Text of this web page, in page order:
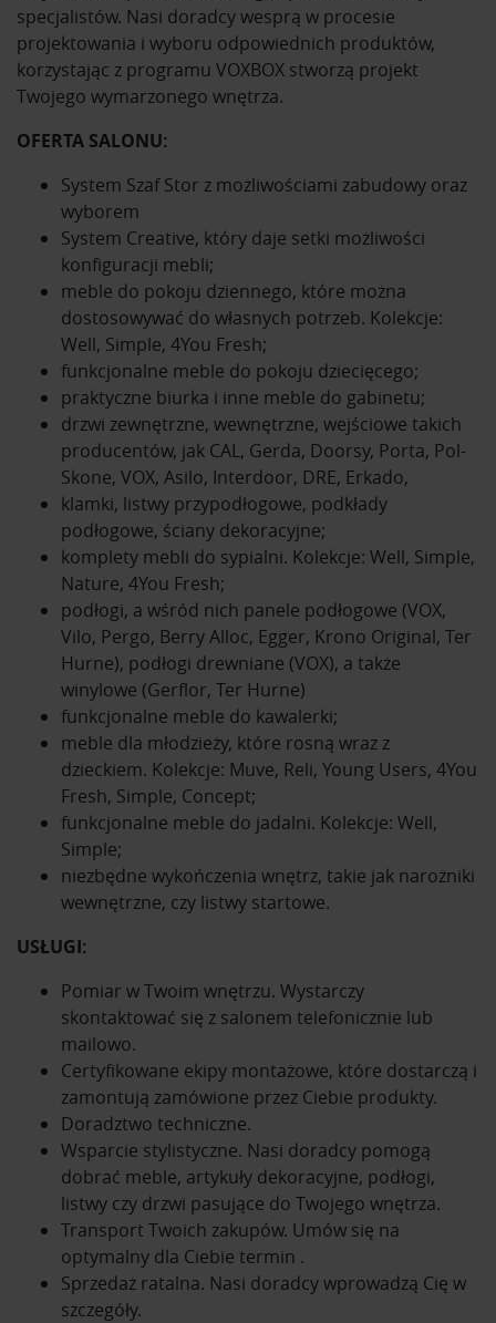
specjalistów. Nasi doradcy wesprą w procesie
projektowania i wyboru odpowiednich produktów,
korzystając z programu VOXBOX stworzą projekt
Twojego wymarzonego wnętrza.
OFERTA SALONU:
System Szaf Stor z możliwościami zabudowy oraz
wyborem
System Creative, który daje setki możliwości
konfiguracji mebli;
meble do pokoju dziennego, które można
dostosowywać do własnych potrzeb. Kolekcje:
Well, Simple, 4You Fresh;
funkcjonalne meble do pokoju dziecięcego;
praktyczne biurka i inne meble do gabinetu;
drzwi zewnętrzne, wewnętrzne, wejściowe takich
producentów, jak CAL, Gerda, Doorsy, Porta, Pol-
Skone, VOX, Asilo, Interdoor, DRE, Erkado,
klamki, listwy przypodłogowe, podkłady
podłogowe, ściany dekoracyjne;
komplety mebli do sypialni. Kolekcje: Well, Simple,
Nature, 4You Fresh;
podłogi, a wśród nich panele podłogowe (VOX,
Vilo, Pergo, Berry Alloc, Egger, Krono Original, Ter
Hurne), podłogi drewniane (VOX), a także
winylowe (Gerflor, Ter Hurne)
funkcjonalne meble do kawalerki;
meble dla młodzieży, które rosną wraz z
dzieckiem. Kolekcje: Muve, Reli, Young Users, 4You
Fresh, Simple, Concept;
funkcjonalne meble do jadalni. Kolekcje: Well,
Simple;
niezbędne wykończenia wnętrz, takie jak narożniki
wewnętrzne, czy listwy startowe.
USŁUGI:
Pomiar w Twoim wnętrzu. Wystarczy
skontaktować się z salonem telefonicznie lub
mailowo.
Certyfikowane ekipy montażowe, które dostarczą i
zamontują zamówione przez Ciebie produkty.
Doradztwo techniczne.
Wsparcie stylistyczne. Nasi doradcy pomogą
dobrać meble, artykuły dekoracyjne, podłogi,
listwy czy drzwi pasujące do Twojego wnętrza.
Transport Twoich zakupów. Umów się na
optymalny dla Ciebie termin .
Sprzedaż ratalna. Nasi doradcy wprowadzą Cię w
szczegóły.